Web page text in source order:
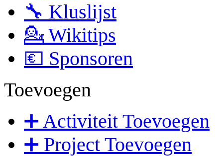
🔧 Kluslijst
💁 Wikitips
💶 Sponsoren
Toevoegen
➕ Activiteit Toevoegen
➕ Project Toevoegen